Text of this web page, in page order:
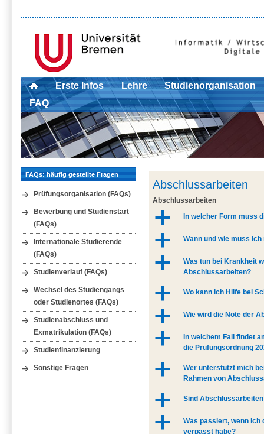
Erste Infos Lehre
Studienorganisation
FAQ
FAQs: häufig gestellte Fragen
Prüfungsorganisation (FAQs)
Bewerbung und Studienstart
(FAQs)
Internationale Studierende
(FAQs)
Studienverlauf (FAQs)
Wechsel des Studiengangs
oder Studienortes (FAQs)
Studienabschluss und
Exmatrikulation (FAQs)
Studienfinanzierung
Sonstige Fragen
Abschlussarbeiten
Abschlussarbeiten
a In welcher Form muss
a Wann und wie muss
a
Was tun bei Krankheit
Abschlussarbeiten?
a Wo kann ich Hilfe bei
a Wie wird die Note der
a
In welchem Fall findet
die Prüfungsordnung
a
Wer unterstützt mich
Rahmen von
a Sind
a
Was passiert, wenn
verpasst habe?